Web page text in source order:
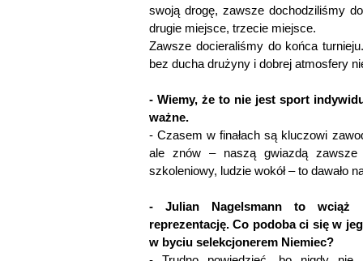
swoją drogę, zawsze dochodziliśmy
drugie miejsce, trzecie miejsce.
Zawsze docieraliśmy do końca
bez ducha drużyny i dobrej atmosfery
- Wiemy, że to nie jest sport
ważne.
- Czasem w finałach są kluczowi
ale znów – naszą gwiazdą zawsze
szkoleniowy, ludzie wokół – to dawało
- Julian Nagelsmann to wciąż
reprezentację. Co podoba ci się w
w byciu selekcjonerem Niemiec?